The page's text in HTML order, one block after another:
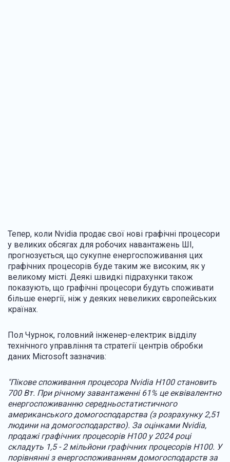
Тепер, коли Nvidia продає свої нові графічні процесори
у великих обсягах для робочих навантажень ШІ,
прогнозується, що сукупне енергоспоживання цих
графічних процесорів буде таким же високим, як у
великому місті. Деякі швидкі підрахунки також
показують, що графічні процесори будуть споживати
більше енергії, ніж у деяких невеликих європейських
країнах.
Пол Чурнок, головний інженер-електрик відділу
технічного управління та стратегії центрів обробки
даних Microsoft зазначив:
"Пікове споживання процесора Nvidia H100 становить
700 Вт. При річному завантаженні 61% це еквівалентно
енергоспоживанню середньостатистичного
американського домогосподарства (з розрахунку 2,51
людини на домогосподарство). За оцінками Nvidia,
продажі графічних процесорів H100 у 2024 році
складуть 1,5 - 2 мільйони графічних процесорів H100. У
порівнянні з енергоспоживанням домогосподарств за